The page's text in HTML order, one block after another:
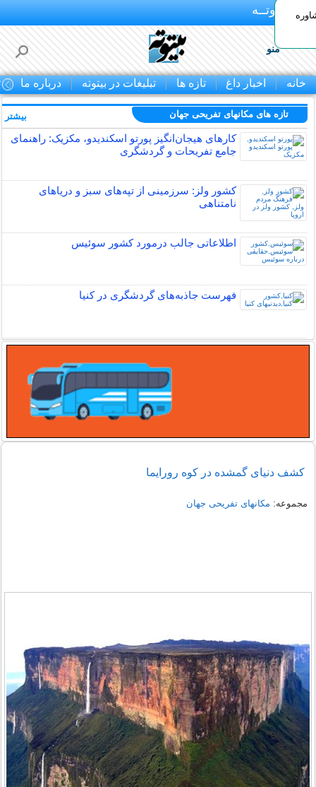
بـیتوتــه
منو
خانه اخبار داغ تازه ها تبلیغات در بیتوته درباره ما
تازه های مکانهای تفریحی جهان
کارهای هیجان‌انگیز پورتو اسکندیدو، مکزیک: راهنمای
جامع تفریحات و گردشگری
کشور ولز: سرزمینی از تپه‌های سبز و دریاهای
نامتناهی
اطلاعاتی جالب درمورد کشور سوئیس
فهرست جاذبه‌های گردشگری در کنیا
بیشتر
کشف دنیای گمشده در کوه رورایما
مجموعه: مکانهای تفریحی جهان